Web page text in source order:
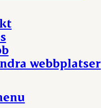
– För dig som är journalist
webbplatser